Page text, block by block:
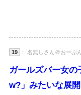
19 ： 名無しさん＠おーぷ
ガールズバー女の
w?」みたいな展